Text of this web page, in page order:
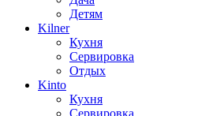
Детям
Kilner
Кухня
Сервировка
Отдых
Kinto
Кухня